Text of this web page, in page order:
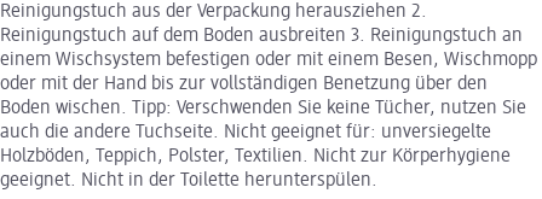
Reinigungstuch aus der Verpackung herausziehen 2.
Reinigungstuch auf dem Boden ausbreiten 3. Reinigungstuch an
einem Wischsystem befestigen oder mit einem Besen, Wischmopp
oder mit der Hand bis zur vollständigen Benetzung über den
Boden wischen. Tipp: Verschwenden Sie keine Tücher, nutzen Sie
auch die andere Tuchseite. Nicht geeignet für: unversiegelte
Holzböden, Teppich, Polster, Textilien. Nicht zur Körperhygiene
geeignet. Nicht in der Toilette herunterspülen.